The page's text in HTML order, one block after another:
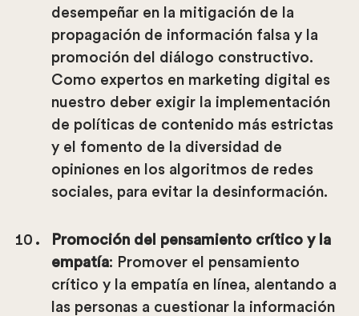
desempeñar en la mitigación de la
propagación de información falsa y la
promoción del diálogo constructivo.
Como expertos en marketing digital es
nuestro deber exigir la implementación
de políticas de contenido más estrictas
y el fomento de la diversidad de
opiniones en los algoritmos de redes
sociales, para evitar la desinformación.
Promoción del pensamiento crítico y la
empatía: Promover el pensamiento
crítico y la empatía en línea, alentando a
las personas a cuestionar la información